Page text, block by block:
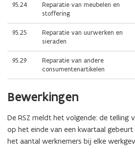
95.24
Reparatie van meubelen en
stoffering
95.25
Reparatie van uurwerken en
sieraden
95.29
Reparatie van andere
consumentenartikelen
Bewerkingen
De RSZ meldt het volgende: de telling
op het einde van een kwartaal
het aantal werknemers bij elke